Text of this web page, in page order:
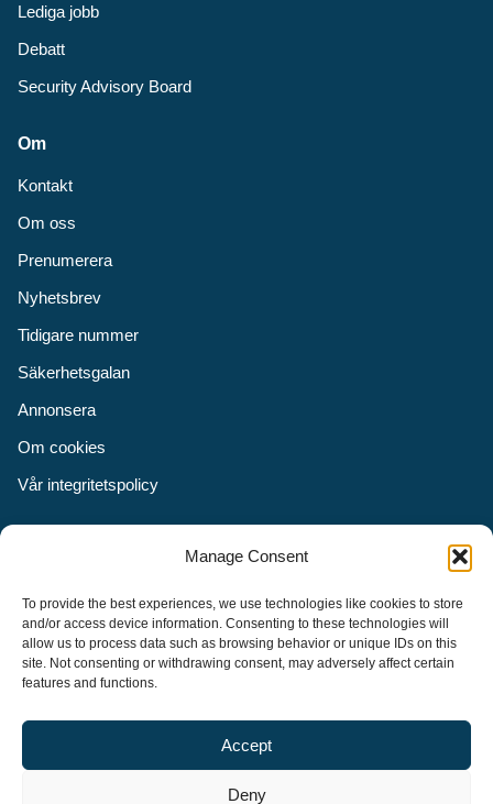
Manage Consent
To provide the best experiences, we use technologies like cookies to store
and/or access device information. Consenting to these technologies will
allow us to process data such as browsing behavior or unique IDs on this
site. Not consenting or withdrawing consent, may adversely affect certain
features and functions.
Accept
Deny
Lediga jobb
Debatt
Security Advisory Board
Om
Kontakt
Om oss
Prenumerera
Nyhetsbrev
Tidigare nummer
Säkerhetsgalan
Annonsera
Om cookies
Vår integritetspolicy
Instagram
LinkedIn
Säkerhet år 2003 för att stimulera, utveckla och informera om